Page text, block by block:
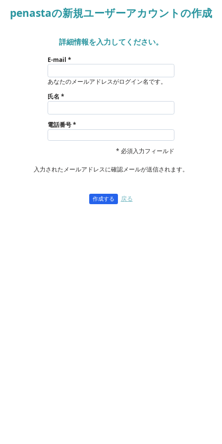
penastaの新規ユーザーアカウントの作成
詳細情報を入力してください。
E-mail
あなたのメールアドレスがログイン名です。
氏名
電話番号
* 必須入力フィールド
入力されたメールアドレスに確認メールが送信されます。
戻る